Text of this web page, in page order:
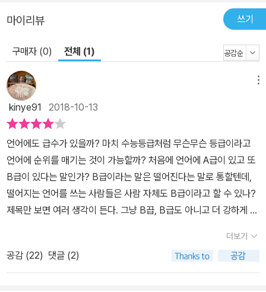
수, 친근감과 불쾌감 사이의 양날의 칼, 과유불급…… 이는 책 속에서
비속어를 정의하는 말들이다. 비속어 가운데에는 쓰지 말아야 할 표
현도 있지만 때로 삶을 말랑말랑하고 유쾌하게 만들어 주는 표현들도
있다. 누군가에게 상처가 되는, 악의적인 의도가 담긴 단어는 피해야
한다. 어쩌면 그런 질 나쁜 비속어들 때문에 모든 비속어가 ‘오해’를
받게 되는지도 모른다. 솔직하게 감정을 분출하기에 제격인 비속어도
적지 않기 때문이다. 상황에 따라, 이야기 방식에 따라 다르겠지만 비
속어 가운데 웃음과 재치를 겸비한 표현들이 있다. 늘 바르고 곧은 사
람보다 빈틈 있는 사람이 좀 더 인간적으로 보일 수 있듯이, 이러한
‘매력’을 가진 비속어는 무미건조한 일상생활을 맛깔나게 살려 주기
도 한다. 작가는 이를 통틀어 ‘B끕 언어’라 칭하며 B끕의 정서를 애정
어린 시선으로 들여다본다. 월요일이 다가온다는 것만으로도 우울해
지는 일요일 저녁, 심신을 달래 주는 B끕 예능, 품격 있는 B끕 문화를
지향하는 가수 싸이의 노래 등 솔직하고 당당한 매력을 뽐내며 자기
자신의 감정에 충실한 ‘B끕’들에게 작가는 지지와 응원을 보낸다. 스
마이리뷰 쓰기
구매자 (0) 전체 (1)
kinye91 2018-10-13
언어에도 급수가 있을까? 마치 수능등급처럼 무슨무슨 등급이라고
언어에 순위를 매기는 것이 가능할까? 처음에 언어에 A급이 있고 또
B급이 있다는 말인가? B급이라는 말은 떨어진다는 말로 통할텐데,
떨어지는 언어를 쓰는 사람들은 사람 자체도 B급이라고 할 수 있나?
제목만 보면 여러 생각이 든다. 그냥 B끕, B급도 아니고 더 강하게 발
잘 안 읽히나 보다. 그렇게 강하게 일부러 B급을 강조하는 표현을 한
것은 이런 언어 사용에 대해서 다시 생각해 보자는 의도라고 생각하
게 된다. 최근에 '급식체'라는 말이 떠돌았다. 급식은 알겠는데 급식체
더보기
공감 (22) 댓글 (2)